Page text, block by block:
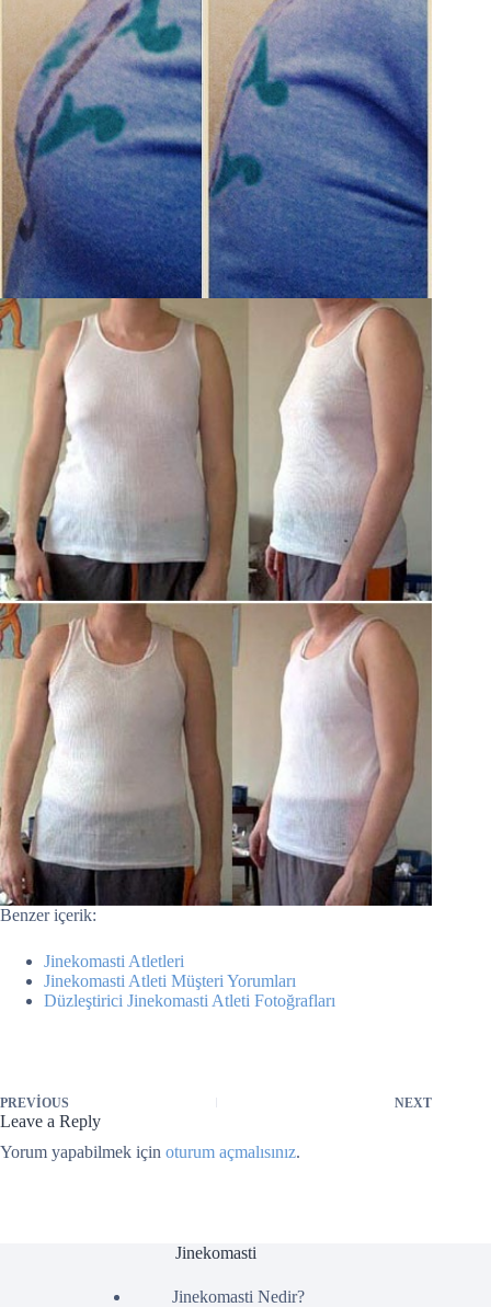
Benzer içerik:
Jinekomasti Atletleri
Jinekomasti Atleti Müşteri Yorumları
Düzleştirici Jinekomasti Atleti Fotoğrafları
PREVIOUS NEXT
Leave a Reply
Yorum yapabilmek için oturum açmalısınız.
Jinekomasti
Jinekomasti Nedir?